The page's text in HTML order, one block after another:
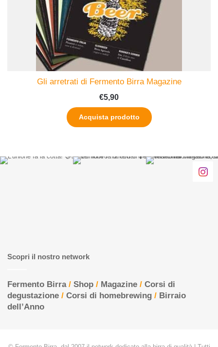
Gli arretrati di Fermento Birra Magazine
€5,90
Acquista prodotto
Scopri il nostro network
Fermento Birra/ Shop / Magazine / Corsi di
degustazione / Corsi di homebrewing / Birraio
dell’Anno